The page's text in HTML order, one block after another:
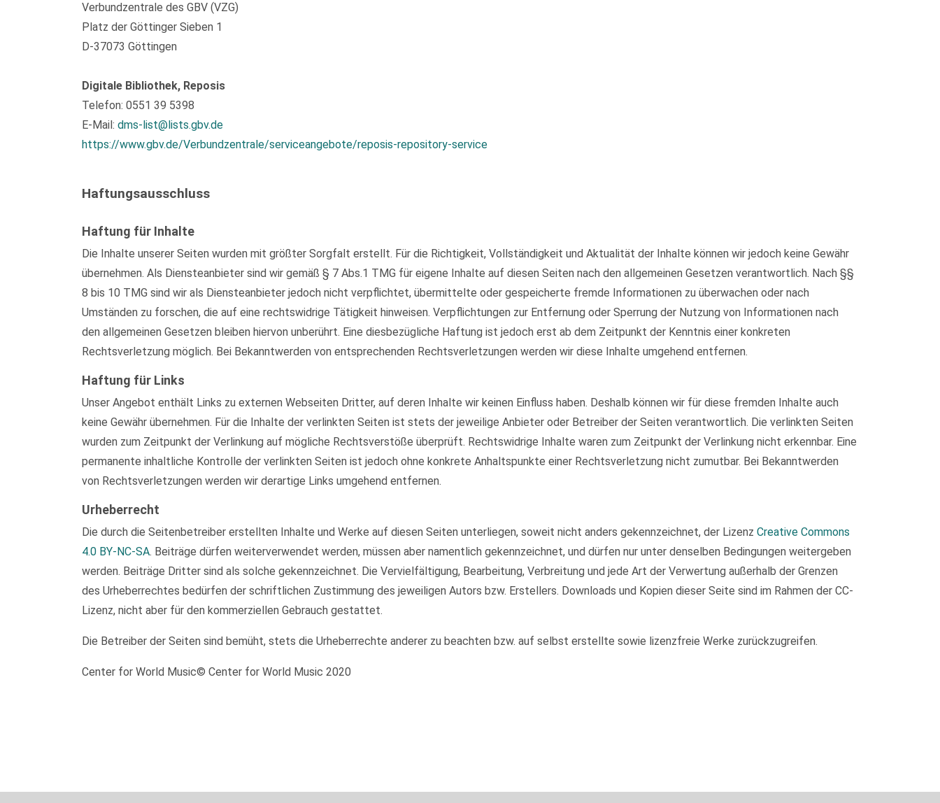
Verbundzentrale des GBV (VZG)
Platz der Göttinger Sieben 1
D-37073 Göttingen
Digitale Bibliothek, Reposis
Telefon: 0551 39 5398
E-Mail: dms-list@lists.gbv.de
https://www.gbv.de/Verbundzentrale/serviceangebote/reposis-repository-service
Haftungsausschluss
Haftung für Inhalte
Die Inhalte unserer Seiten wurden mit größter Sorgfalt erstellt. Für die Richtigkeit, Vollständigkeit und Aktualität der Inhalte können wir jedoch keine Gewähr
übernehmen. Als Diensteanbieter sind wir gemäß § 7 Abs.1 TMG für eigene Inhalte auf diesen Seiten nach den allgemeinen Gesetzen verantwortlich. Nach §§
8 bis 10 TMG sind wir als Diensteanbieter jedoch nicht verpflichtet, übermittelte oder gespeicherte fremde Informationen zu überwachen oder nach
Umständen zu forschen, die auf eine rechtswidrige Tätigkeit hinweisen. Verpflichtungen zur Entfernung oder Sperrung der Nutzung von Informationen nach
den allgemeinen Gesetzen bleiben hiervon unberührt. Eine diesbezügliche Haftung ist jedoch erst ab dem Zeitpunkt der Kenntnis einer konkreten
Rechtsverletzung möglich. Bei Bekanntwerden von entsprechenden Rechtsverletzungen werden wir diese Inhalte umgehend entfernen.
Haftung für Links
Unser Angebot enthält Links zu externen Webseiten Dritter, auf deren Inhalte wir keinen Einfluss haben. Deshalb können wir für diese fremden Inhalte auch
keine Gewähr übernehmen. Für die Inhalte der verlinkten Seiten ist stets der jeweilige Anbieter oder Betreiber der Seiten verantwortlich. Die verlinkten Seiten
wurden zum Zeitpunkt der Verlinkung auf mögliche Rechtsverstöße überprüft. Rechtswidrige Inhalte waren zum Zeitpunkt der Verlinkung nicht erkennbar. Eine
permanente inhaltliche Kontrolle der verlinkten Seiten ist jedoch ohne konkrete Anhaltspunkte einer Rechtsverletzung nicht zumutbar. Bei Bekanntwerden
von Rechtsverletzungen werden wir derartige Links umgehend entfernen.
Urheberrecht
Die durch die Seitenbetreiber erstellten Inhalte und Werke auf diesen Seiten unterliegen, soweit nicht anders gekennzeichnet, der Lizenz Creative Commons
4.0 BY-NC-SA. Beiträge dürfen weiterverwendet werden, müssen aber namentlich gekennzeichnet, und dürfen nur unter denselben Bedingungen weitergeben
werden. Beiträge Dritter sind als solche gekennzeichnet. Die Vervielfältigung, Bearbeitung, Verbreitung und jede Art der Verwertung außerhalb der Grenzen
des Urheberrechtes bedürfen der schriftlichen Zustimmung des jeweiligen Autors bzw. Erstellers. Downloads und Kopien dieser Seite sind im Rahmen der CC-
Lizenz, nicht aber für den kommerziellen Gebrauch gestattet.
Die Betreiber der Seiten sind bemüht, stets die Urheberrechte anderer zu beachten bzw. auf selbst erstellte sowie lizenzfreie Werke zurückzugreifen.
Center for World Music© Center for World Music 2020